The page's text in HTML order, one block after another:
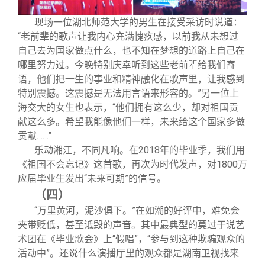
现场一位湖北师范大学的男生在接受采访时说道：
“老前辈的歌声让我内心充满愧疚感，以前我从未想过
自己去为国家做点什么，也不知在梦想的道路上自己在
哪里努力过。今晚特别庆幸听到这些老前辈给我们寄
语，他们把一生的事业和精神融化在歌声里，让我感到
特别震撼。这震撼是无法用言语来形容的。”另一位上
海交大的女生也表示，“他们拥有这么少，却对祖国贡
献这么多。希望我能像他们一样，未来给这个国家多做
贡献……”
乐动湘江，不同凡响。在2018年的毕业季，我们用
《祖国不会忘记》这首歌，再次为时代发声，对1800万
应届毕业生发出“未来可期”的信号。
（四）
“万里黄河，泥沙俱下。”在如潮的好评中，难免会
夹带贬低，甚至诋毁的声音。其中最典型的莫过于说艺
术团在《毕业歌会》上“假唱”，“参与到这种欺骗观众的
活动中”。还说什么演播厅里的观众都是湖南卫视找来